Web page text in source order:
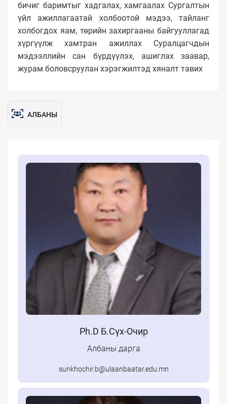
бичиг баримтыг хадгалах, хамгаалах Сургалтын
үйл ажиллагаатай холбоотой мэдээ, тайланг
холбогдох яам, төрийн захиргааны байгууллагад
хүргүүлж хамтран ажиллах Суралцагчдын
мэдээллийн сан бүрдүүлэх, ашиглах заавар,
журам боловсруулан хэрэгжилтэд хяналт тавих
АЛБАНЫ
Ph.D Б.Сүх-Очир
Албаны дарга
sunkhochir.b@ulaanbaatar.edu.mn